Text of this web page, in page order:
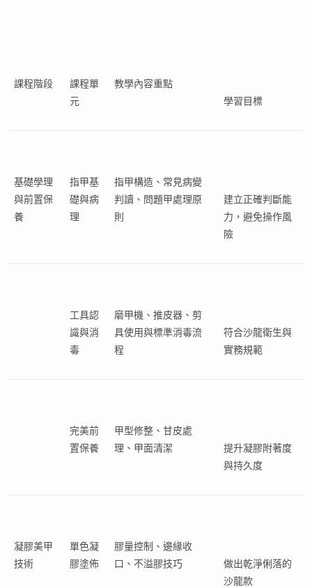
課程階段
課程單
元
教學內容重點
學習目標
基礎學理
與前置保
養
指甲基
礎與病
理
指甲構造、常見病變
判讀、問題甲處理原
則
建立正確判斷能
力，避免操作風
險
工具認
識與消
毒
磨甲機、推皮器、剪
具使用與標準消毒流
程
符合沙龍衛生與
實務規範
完美前
置保養
甲型修整、甘皮處
理、甲面清潔
提升凝膠附著度
與持久度
凝膠美甲
技術
單色凝
膠塗佈
膠量控制、邊緣收
口、不溢膠技巧
做出乾淨俐落的
沙龍款